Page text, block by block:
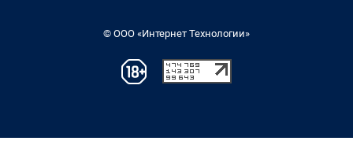
© ООО «Интернет Технологии»